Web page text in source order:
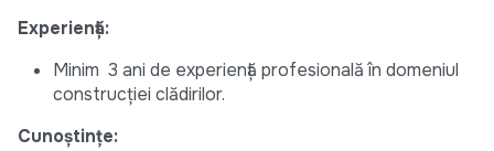
Experiență:
Minim 3 ani de experiență profesională în domeniul
construcției clădirilor.
Cunoștințe: